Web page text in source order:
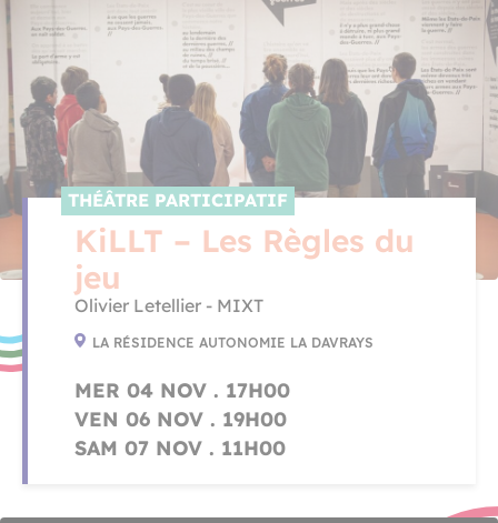
THÉÂTRE PARTICIPATIF
KiLLT – Les Règles du
jeu
Olivier Letellier - MIXT
LA RÉSIDENCE AUTONOMIE LA DAVRAYS
MER 04 NOV . 17H00
VEN 06 NOV . 19H00
SAM 07 NOV . 11H00